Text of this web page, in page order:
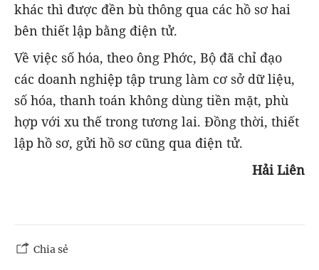
khác thì được đền bù thông qua các hồ sơ hai
bên thiết lập bằng điện tử.
Về việc số hóa, theo ông Phớc, Bộ đã chỉ đạo
các doanh nghiệp tập trung làm cơ sở dữ liệu,
số hóa, thanh toán không dùng tiền mặt, phù
hợp với xu thế trong tương lai. Đồng thời, thiết
lập hồ sơ, gửi hồ sơ cũng qua điện tử.
Hải Liên
Chia sẻ